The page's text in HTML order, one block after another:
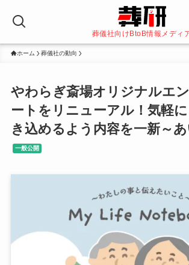
葬儀社向けBtoB情報メディ
ホーム 葬儀社の動向
やわらぎ斎場オリジナルエ
ートをリニューアル！気軽
き込めるよう内容を一新～
一般公開